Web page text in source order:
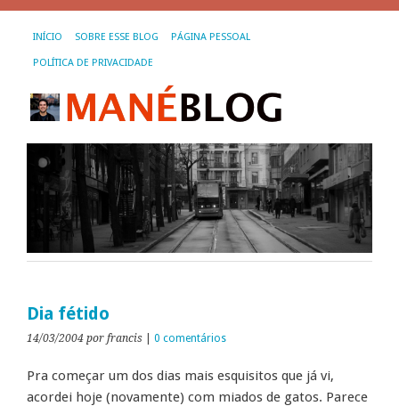
INÍCIO SOBRE ESSE BLOG PÁGINA PESSOAL
POLÍTICA DE PRIVACIDADE
Dia fétido
14/03/2004 por francis 0 comentários
Pra começar um dos dias mais esquisitos que já vi,
acordei hoje (novamente) com miados de gatos. Parece